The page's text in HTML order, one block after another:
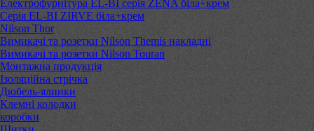
Електрофурнітура EL-BI серія ZENA біла+крем
Серія EL-BI ZIRVE біла+крем
Nilson Thor
Вимикачі та розетки Nilson Themis накладні
Вимикачі та розетки Nilson Touran
Монтажна продукція
Ізоляційна стрічка
Дюбель-ялинки
Клемні колодки
коробки